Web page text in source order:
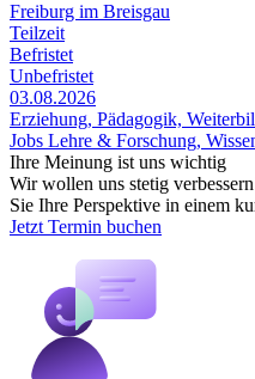
Freiburg im Breisgau
Teilzeit
Befristet
Unbefristet
03.08.2026
Erziehung, Pädagogik,
Jobs Lehre & Forschung,
Ihre Meinung ist uns wichtig
Wir wollen uns stetig
Sie Ihre Perspektive in einem
Jetzt Termin buchen